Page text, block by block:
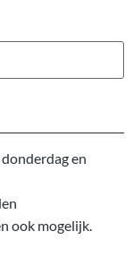
en
ook mogelijk.